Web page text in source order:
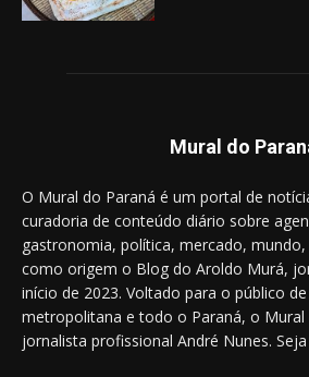
Mural do
O Mural do Paraná é um portal de
curadoria de conteúdo diário sobre
gastronomia, política, mercado,
como origem o Blog do Aroldo Murá,
início de 2023. Voltado para o público
metropolitana e todo o Paraná, o Mural
jornalista profissional André Nunes.